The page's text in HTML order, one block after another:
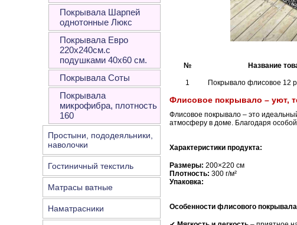
Покрывала Шарпей
однотонные Люкс
Покрывала Евро
220х240см.с
подушками 40х60 см.
Покрывала Соты
Покрывала
микрофибра, плотность
160
Простыни, пододеяльники,
наволочки
Гостиничный текстиль
Матрасы ватные
Наматрасники
№ Название
1 Покрывало флисовое 12
Флисовое покрывало – уют,
Флисовое покрывало – это
атмосферу в доме. Благодаря
Характеристики продукта:
Размеры: 200×220 см
Плотность: 300 г/м²
Упаковка:
Особенности флисового